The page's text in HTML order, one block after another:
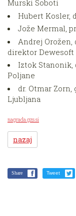
Murski Soboti
Hubert Kosler,
Jože Mermal,
Andrej
direktor Dewesoft
Iztok Stanonik,
Poljane
dr. Otmar Zorn,
Ljubljana
nagrada.gzs.si
nazaj
Share Tweet